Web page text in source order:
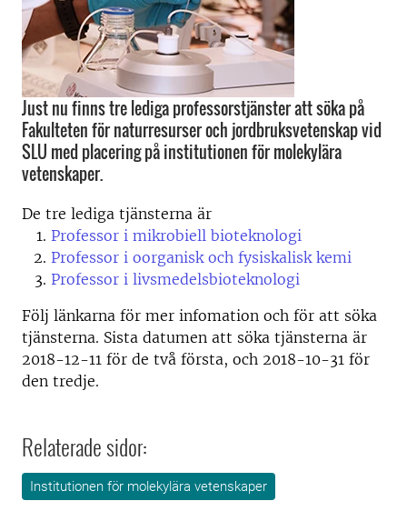
Just nu finns tre lediga professorstjänster att söka på
Fakulteten för naturresurser och jordbruksvetenskap vid
SLU med placering på institutionen för molekylära
vetenskaper.
De tre lediga tjänsterna är
Professor i mikrobiell bioteknologi
Professor i oorganisk och fysiskalisk kemi
Professor i livsmedelsbioteknologi
Följ länkarna för mer infomation och för att söka
tjänsterna. Sista datumen att söka tjänsterna är
2018-12-11 för de två första, och 2018-10-31 för
den tredje.
Relaterade sidor:
Institutionen för molekylära vetenskaper